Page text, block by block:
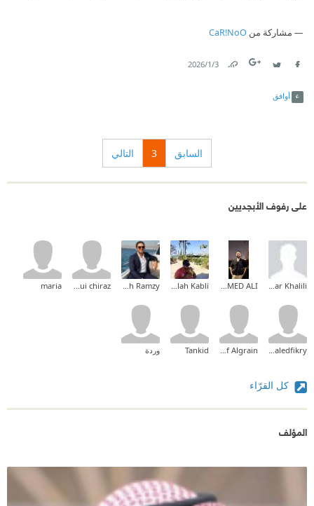
مشاركة من CaR!NoO
3‏/1‏/2026
أوافق
السابق 3 التالي
على رفوف الأبجديين
Ammar Khalili
MOHAMED ALI
Abdullah Kabli
Mina Mamdouh Ramzy
Bedoui chiraz
maria
khaledfikry
Ashraf Algrain
Tankid وردة
كل القرّاء
المؤلف